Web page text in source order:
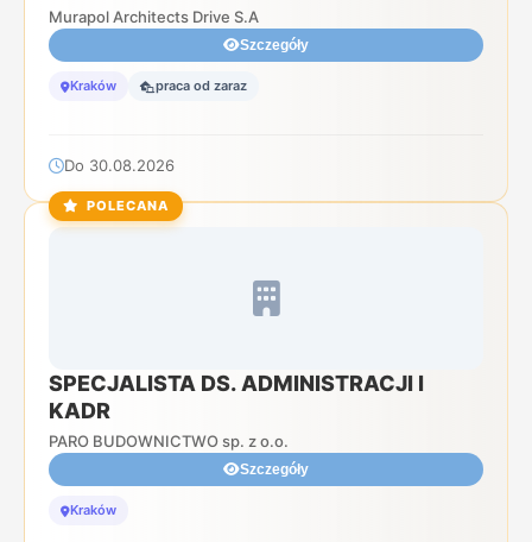
wielorodzinne)
Murapol Architects Drive S.A
Szczegóły
Kraków praca od zaraz
Do 30.08.2026
POLECANA
SPECJALISTA DS. ADMINISTRACJI I
KADR
PARO BUDOWNICTWO sp. z o.o.
Szczegóły
Kraków